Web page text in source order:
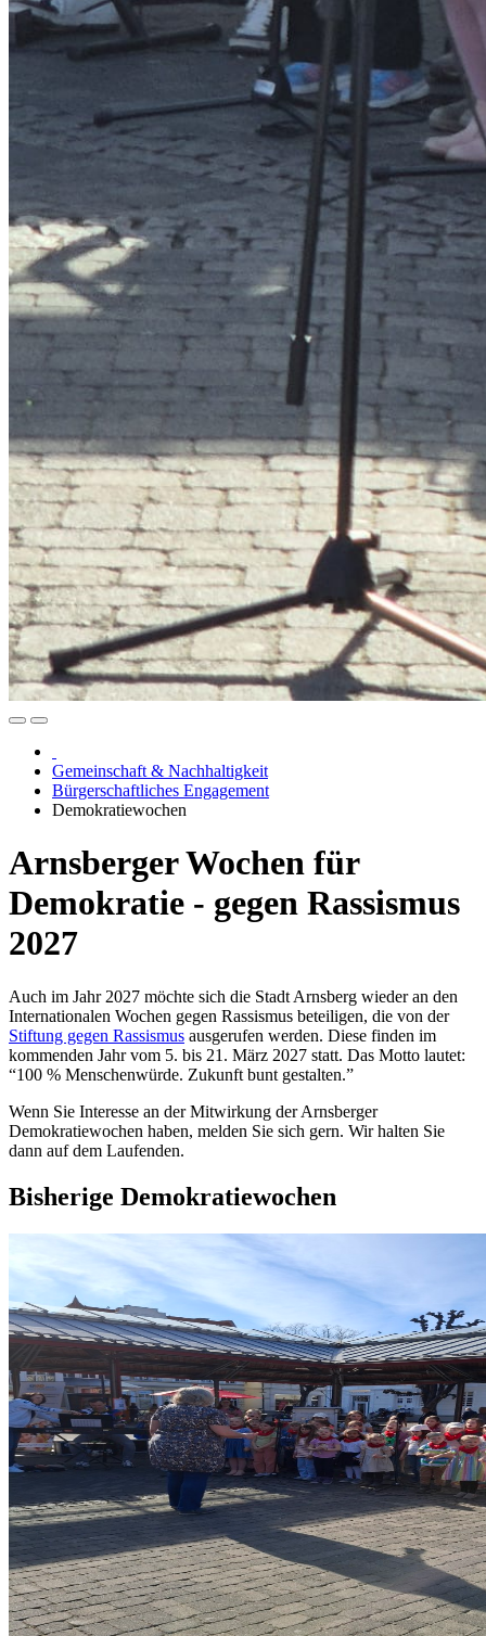
Gemeinschaft & Nachhaltigkeit
Bürgerschaftliches Engagement
Demokratiewochen
Arnsberger Wochen für
Demokratie - gegen Rassismus
2027
Auch im Jahr 2027 möchte sich die Stadt Arnsberg wieder an den
Internationalen Wochen gegen Rassismus beteiligen, die von der
Stiftung gegen Rassismus ausgerufen werden. Diese finden im
kommenden Jahr vom 5. bis 21. März 2027 statt. Das Motto lautet:
“100 % Menschenwürde. Zukunft bunt gestalten.”
Wenn Sie Interesse an der Mitwirkung der Arnsberger
Demokratiewochen haben, melden Sie sich gern. Wir halten Sie
dann auf dem Laufenden.
Bisherige Demokratiewochen